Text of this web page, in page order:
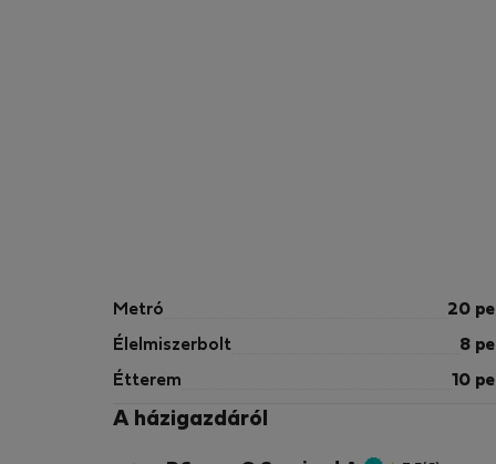
Metró 20
Élelmiszerbolt 8
Étterem 10
A házigazdáról